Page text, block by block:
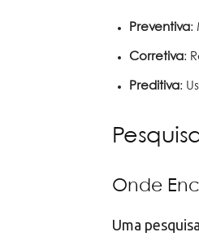
Preventiva:
Corretiva:
Preditiva:
Onde
Uma